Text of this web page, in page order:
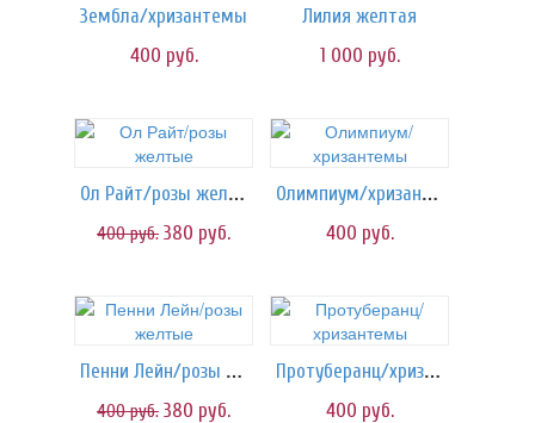
Зембла/хризантемы
400 руб.
Лилия желтая
1 000 руб.
Ол Райт/розы желтые
400руб. 380 руб.
Олимпиум/хризантемы
400 руб.
Пенни Лейн/розы желтые
400руб. 380 руб.
Протуберанц/хризантемы
400 руб.